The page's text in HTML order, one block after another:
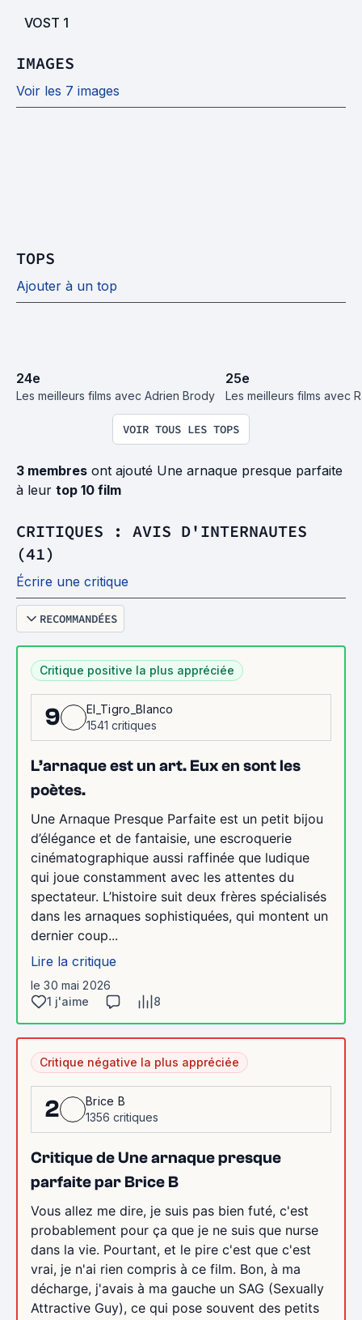
VOST 1
IMAGES
Voir les 7 images
TOPS
Ajouter à un top
24e
Les meilleurs films avec Adrien Brody
25e
Les meilleurs films avec
VOIR TOUS LES TOPS
3 membres ont ajouté Une arnaque presque parfaite
à leur top 10 film
CRITIQUES : AVIS D'INTERNAUTES
(41)
Écrire une critique
RECOMMANDÉES
Critique positive la plus appréciée
9
El_Tigro_Blanco
1541 critiques
L’arnaque est un art. Eux en sont les
poètes.
Une Arnaque Presque Parfaite est un petit bijou
d’élégance et de fantaisie, une escroquerie
cinématographique aussi raffinée que ludique
qui joue constamment avec les attentes du
spectateur. L’histoire suit deux frères spécialisés
dans les arnaques sophistiquées, qui montent un
dernier coup...
Lire la critique
le 30 mai 2026
1 j'aime
8
Critique négative la plus appréciée
2
Brice B
1356 critiques
Critique de Une arnaque presque
parfaite par Brice B
Vous allez me dire, je suis pas bien futé, c'est
probablement pour ça que je ne suis que nurse
dans la vie. Pourtant, et le pire c'est que c'est
vrai, je n'ai rien compris à ce film. Bon, à ma
décharge, j'avais à ma gauche un SAG (Sexually
Attractive Guy), ce qui pose souvent des petits